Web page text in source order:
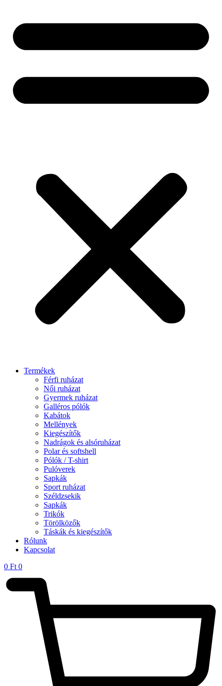
Termékek
Férfi ruházat
Női ruházat
Gyermek ruházat
Galléros pólók
Kabátok
Mellények
Kiegészítők
Nadrágok és alsóruházat
Polar és softshell
Pólók / T-shirt
Pulóverek
Sapkák
Sport ruházat
Széldzsekik
Sapkák
Trikók
Törölközők
Táskák és kiegészítők
Rólunk
Kapcsolat
0 Ft 0